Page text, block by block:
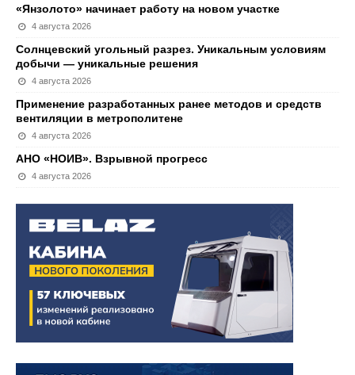
«Янзолото» начинает работу на новом участке
4 августа 2026
Солнцевский угольный разрез. Уникальным условиям
добычи — уникальные решения
4 августа 2026
Применение разработанных ранее методов и средств
вентиляции в метрополитене
4 августа 2026
АНО «НОИВ». Взрывной прогресс
4 августа 2026